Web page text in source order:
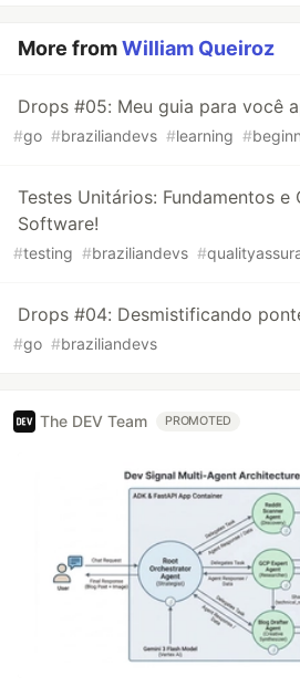
More fromWilliam Queiroz
Drops #05: Meu guia para você
#go #braziliandevs #learning #
Testes Unitários: Fundamentos e
Software!
#testing #braziliandevs #
Drops #04: Desmistificando
#go #braziliandevs
The DEV Team PROMOTED